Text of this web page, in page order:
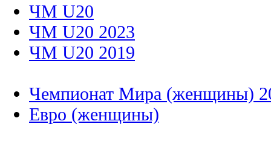
ЧМ U20
ЧМ U20 2023
ЧМ U20 2019
Чемпионат Мира (женщины)
Евро (женщины)